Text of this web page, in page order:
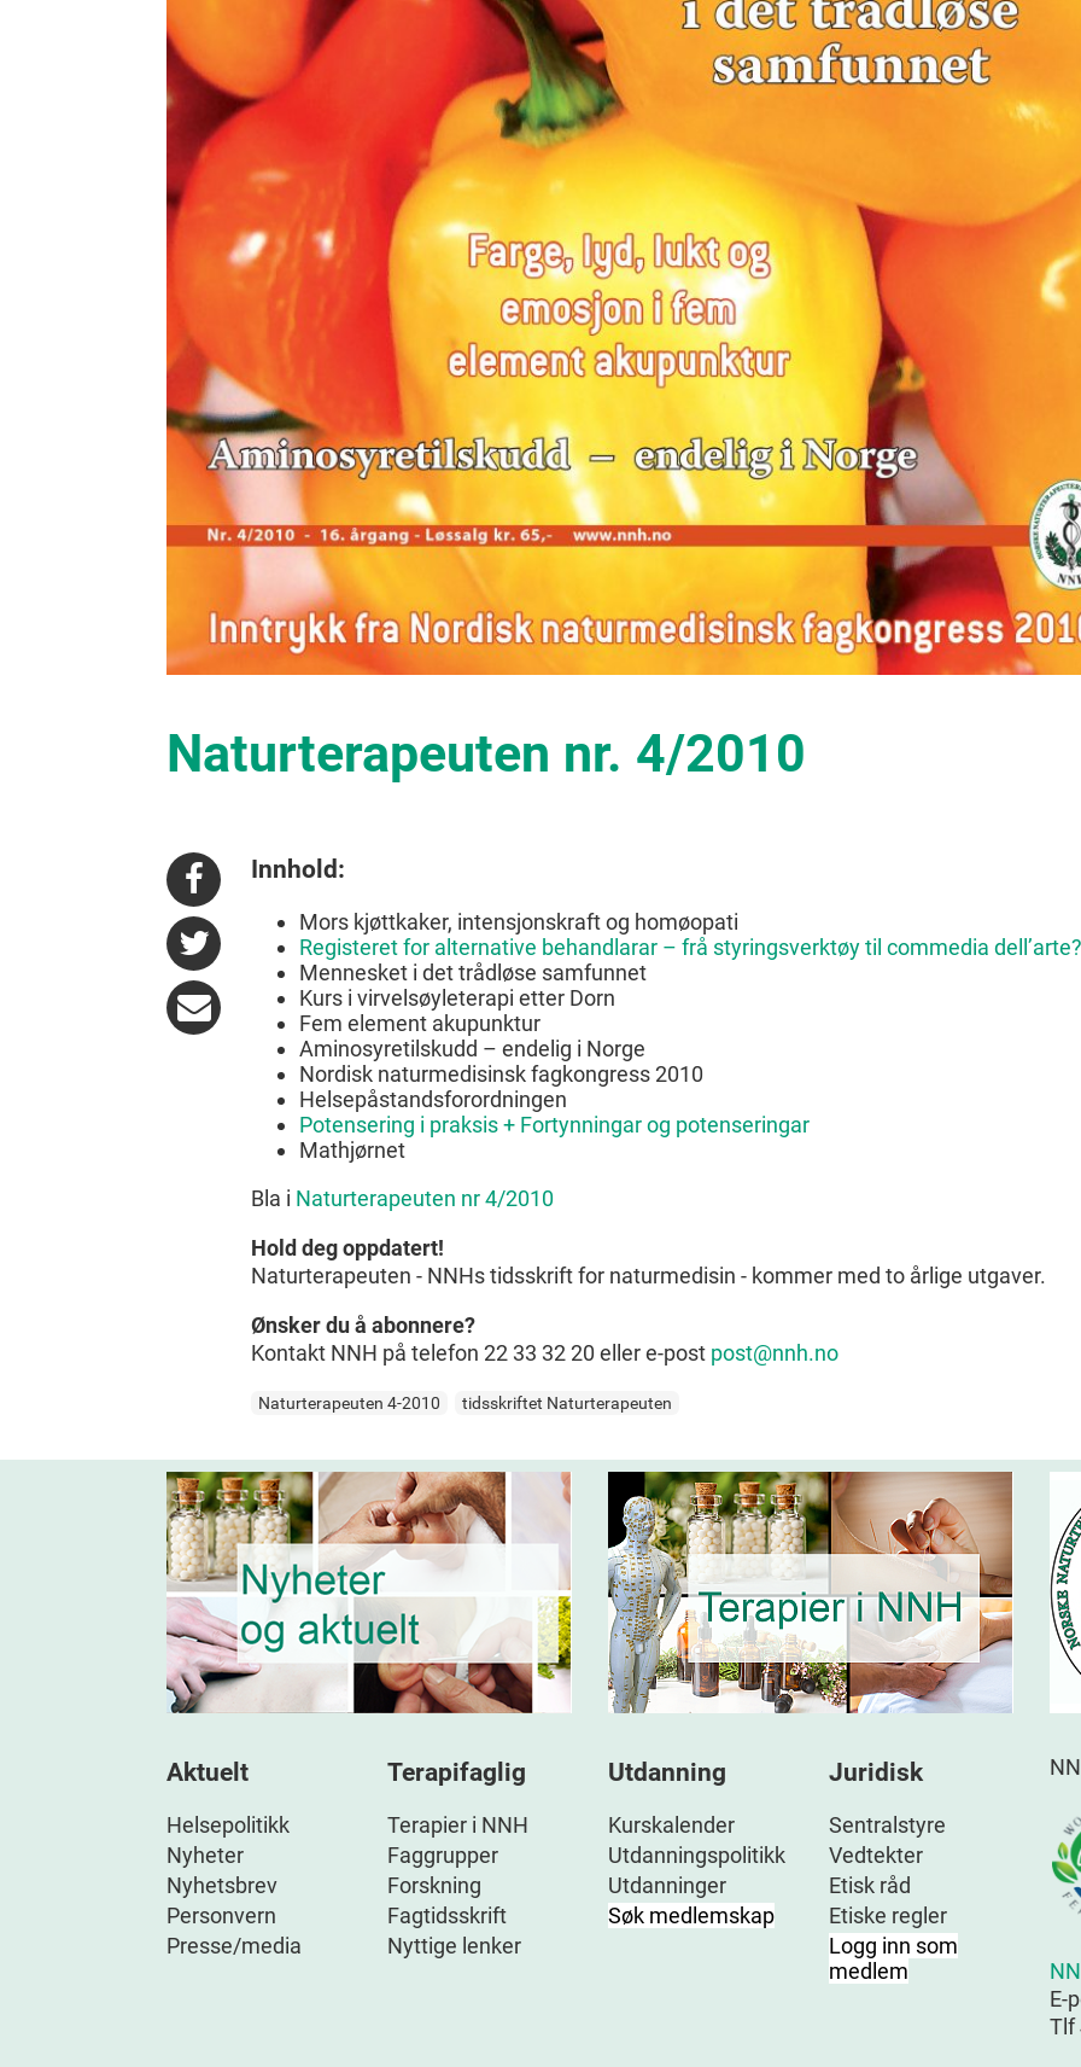
Naturterapeuten nr. 4/2010
Innhold:
Mors kjøttkaker, intensjonskraft og homøopati
Registeret for alternative behandlarar – frå styringsverktøy til commedia dell’arte?
Mennesket i det trådløse samfunnet
Kurs i virvelsøyleterapi etter Dorn
Fem element akupunktur
Aminosyretilskudd – endelig i Norge
Nordisk naturmedisinsk fagkongress 2010
Helsepåstandsforordningen
Potensering i praksis + Fortynningar og potenseringar
Mathjørnet
Bla i Naturterapeuten nr 4/2010
Hold deg oppdatert!
Naturterapeuten - NNHs tidsskrift for naturmedisin - kommer med to årlige utgaver.
Ønsker du å abonnere?
Kontakt NNH på telefon 22 33 32 20 eller e-post post@nnh.no
Naturterapeuten 4-2010 tidsskriftet Naturterapeuten
Aktuelt
Helsepolitikk
Nyheter
Nyhetsbrev
Personvern
Presse/media
Terapifaglig
Terapier i NNH
Faggrupper
Forskning
Fagtidsskrift
Nyttige lenker
Utdanning
Kurskalender
Utdanningspolitikk
Utdanninger
Søk medlemskap
Juridisk
Sentralstyre
Vedtekter
Etisk råd
Etiske regler
Logg inn som
medlem
E-
Tlf